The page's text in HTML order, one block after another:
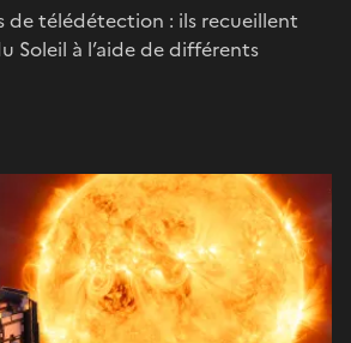
de télédétection : ils recueillent
Soleil à l’aide de différents